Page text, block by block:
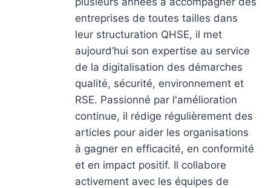
entreprises de toutes tailles dans
leur structuration QHSE, il met
aujourd’hui son expertise au service
de la digitalisation des démarches
qualité, sécurité, environnement et
RSE. Passionné par l'amélioration
continue, il rédige régulièrement des
articles pour aider les organisations
à gagner en efficacité, en conformité
et en impact positif. Il collabore
activement avec les équipes de